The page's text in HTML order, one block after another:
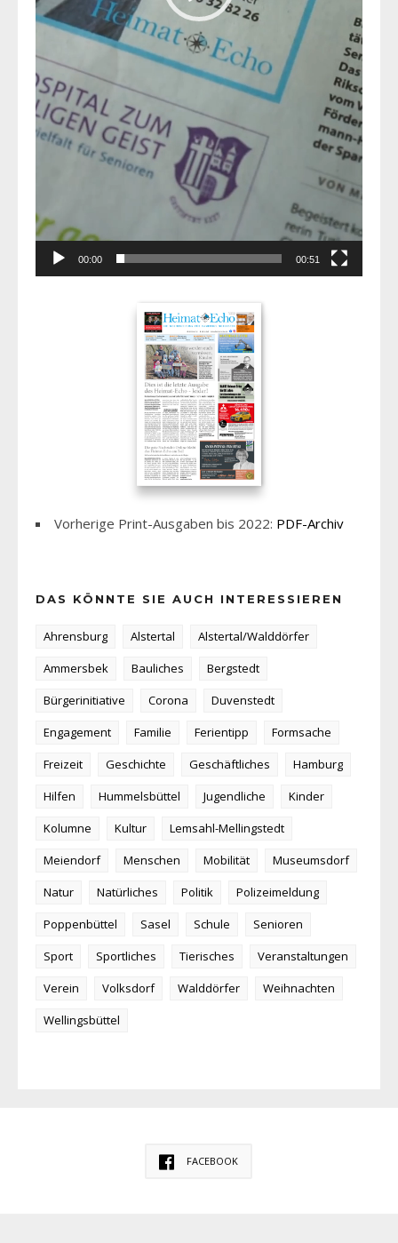
00:00 00:51
Vorherige Print-Ausgaben bis 2022: PDF-Archiv
DAS KÖNNTE SIE AUCH INTERESSIEREN
Ahrensburg Alstertal
Alstertal/Walddörfer
Ammersbek
Bauliches
Bergstedt
Bürgerinitiative
Corona
Duvenstedt
Engagement
Familie Ferientipp
Formsache
Freizeit
Geschichte Geschäftliches
Hamburg
Hilfen
Hummelsbüttel Jugendliche
Kinder
Kolumne
Kultur
Lemsahl-Mellingstedt
Meiendorf
Menschen Mobilität
Museumsdorf
Natur
Natürliches Politik
Polizeimeldung
Poppenbüttel
Sasel Schule
Senioren
Sport
Sportliches Tierisches
Veranstaltungen
Verein
Volksdorf Walddörfer
Weihnachten
Wellingsbüttel
FACEBOOK